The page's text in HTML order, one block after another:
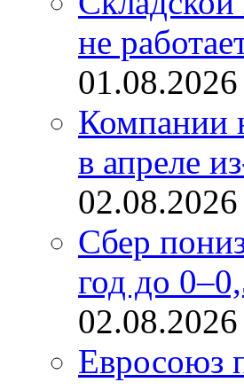
не
Компании
в апреле
Сбер
год до
Евросоюз